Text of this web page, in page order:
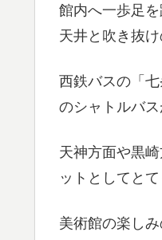
館内へ一歩足
天井と吹き抜け
西鉄バスの「
のシャトルバス
天神方面や黒
ットとしてと
美術館の楽し